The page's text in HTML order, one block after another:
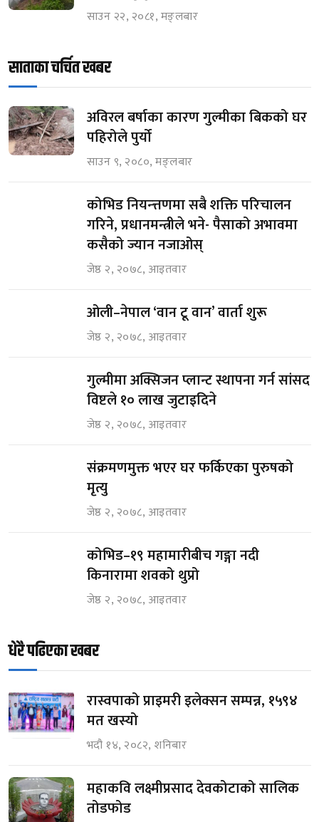
साउन २२, २०८१, मङ्लबार
साताका चर्चित खबर
अविरल बर्षाका कारण गुल्मीका बिकको घर
पहिरोले पुर्यो
साउन ९, २०८०, मङ्लबार
कोभिड नियन्त्तणमा सबै शक्ति परिचालन
गरिने, प्रधानमन्त्रीले भने- पैसाको अभावमा
कसैको ज्यान नजाओस्
जेष्ठ २, २०७८, आइतवार
ओली–नेपाल ‘वान टू वान’ वार्ता शुरू
जेष्ठ २, २०७८, आइतवार
गुल्मीमा अक्सिजन प्लान्ट स्थापना गर्न सांसद
विष्टले १० लाख जुटाइदिने
जेष्ठ २, २०७८, आइतवार
संक्रमणमुक्त भएर घर फर्किएका पुरुषको
मृत्यु
जेष्ठ २, २०७८, आइतवार
कोभिड–१९ महामारीबीच गङ्गा नदी
किनारामा शवको थुप्रो
जेष्ठ २, २०७८, आइतवार
धेरै पढिएका खबर
रास्वपाको प्राइमरी इलेक्सन सम्पन्न, १५९४
मत खस्यो
भदौ १४, २०८२, शनिबार
महाकवि लक्ष्मीप्रसाद देवकोटाको सालिक
तोडफोड